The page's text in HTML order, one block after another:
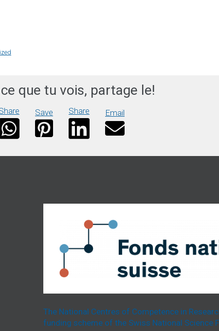
que tu vois, partage le!
Save Share Email
The National Centres of Competence in
funding scheme of the Swiss National Science